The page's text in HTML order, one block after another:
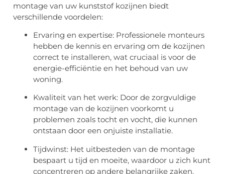
montage van uw kunststof kozijnen biedt
verschillende voordelen:
Ervaring en expertise: Professionele monteurs
hebben de kennis en ervaring om de kozijnen
correct te installeren, wat cruciaal is voor de
energie-efficiëntie en het behoud van uw
woning.
Kwaliteit van het werk: Door de zorgvuldige
montage van de kozijnen voorkomt u
problemen zoals tocht en vocht, die kunnen
ontstaan door een onjuiste installatie.
Tijdwinst: Het uitbesteden van de montage
bespaart u tijd en moeite, waardoor u zich kunt
concentreren op andere belangrijke zaken.